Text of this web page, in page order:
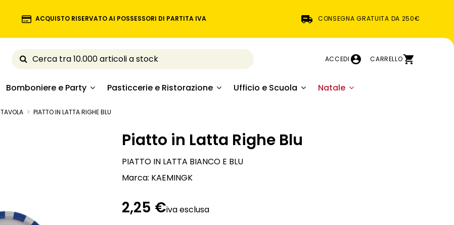
ACQUISTO RISERVATO AI POSSESSORI DI PARTITA IVA CONSEGNA GRATUITA DA 250€
ACCEDI CARRELLO
Bomboniere e Party Pasticcerie e Ristorazione Ufficio e Scuola Natale
TAVOLA PIATTO IN LATTA RIGHE BLU
Piatto in Latta Righe Blu
PIATTO IN LATTA BIANCO E BLU
Marca: KAEMINGK
2,25 €iva esclusa